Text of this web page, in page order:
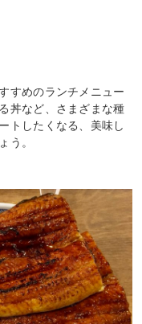
すめのランチメニュー
丼など、さまざまな種
トしたくなる、美味し
う。